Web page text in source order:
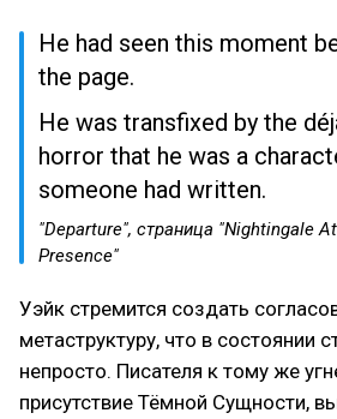
He had seen this moment
the page.
He was transfixed by the
horror that he was a
someone had written.
"Departure", страница "Nightingale
Presence"
Уэйк стремится создать
метаструктуру, что в состоянии
непросто. Писателя к тому же
присутствие Тёмной Сущности,